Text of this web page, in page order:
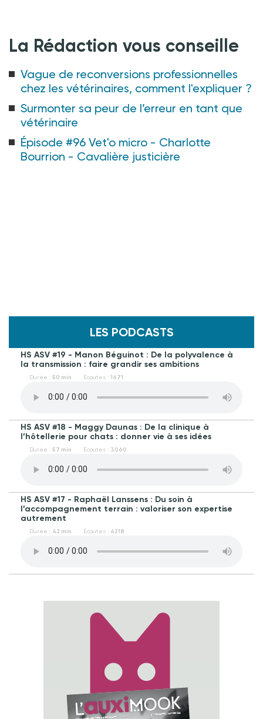
La Rédaction vous conseille
Vague de reconversions professionnelles
chez les vétérinaires, comment l'expliquer ?
Surmonter sa peur de l’erreur en tant que
vétérinaire
Épisode #96 Vet'o micro - Charlotte
Bourrion - Cavalière justicière
LES PODCASTS
HS ASV #19 - Manon Béguinot : De la polyvalence à
la transmission : faire grandir ses ambitions
Durée : 50 min Écoutes : 1671
HS ASV #18 - Maggy Daunas : De la clinique à
l’hôtellerie pour chats : donner vie à ses idées
Durée : 57 min Écoutes : 3060
HS ASV #17 - Raphaël Lanssens : Du soin à
l’accompagnement terrain : valoriser son expertise
autrement
Durée : 42 min Écoutes : 4218